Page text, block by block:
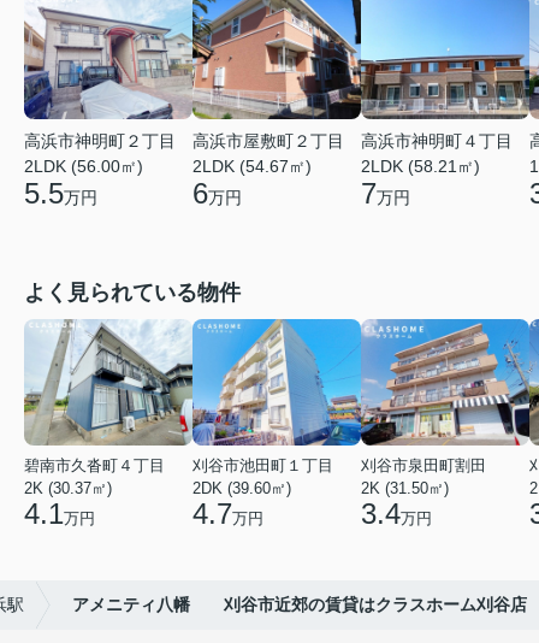
高浜市神明町２丁目
2LDK (56.00㎡)
5.5万円
高浜市屋敷町２丁目
2LDK (54.67㎡)
6万円
高浜市神明町４丁目
2LDK (58.21㎡)
7万円
よく見られている物件
碧南市久沓町４丁目
2K (30.37㎡)
4.1万円
刈谷市池田町１丁目
2DK (39.60㎡)
4.7万円
刈谷市泉田町割田
2K (31.50㎡)
3.4万円
駅 アメニティ八幡 刈谷市近郊の賃貸はクラスホーム刈谷店